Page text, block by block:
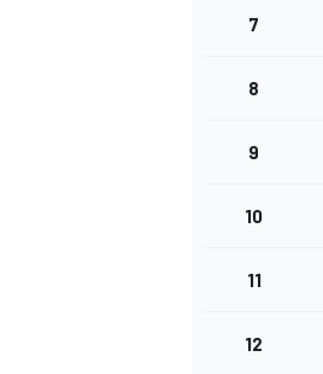
7
8
9
10
11
12